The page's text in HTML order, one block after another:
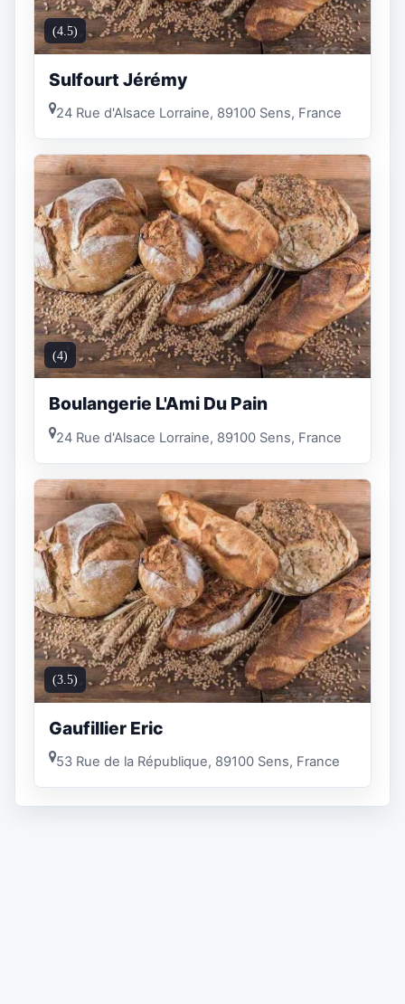
(4.5)
Sulfourt Jérémy
24 Rue d'Alsace Lorraine, 89100 Sens, France
(4)
Boulangerie L'Ami Du Pain
24 Rue d'Alsace Lorraine, 89100 Sens, France
(3.5)
Gaufillier Eric
53 Rue de la République, 89100 Sens, France